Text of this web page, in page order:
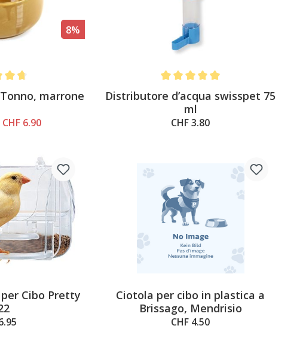
8%
marrone
CHF 6.90
Distributore d’acqua swisspet 75
ml
CHF 3.80
Cibo Pretty
Ciotola per cibo in plastica a
Brissago, Mendrisio
CHF 4.50